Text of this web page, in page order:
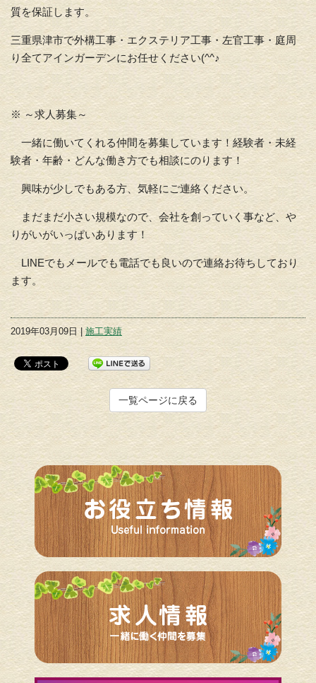
質を保証します。
三重県津市で外構工事・エクステリア工事・左官工事・庭周
り全てアインガーデンにお任せください(^^♪
※ ～求人募集～
一緒に働いてくれる仲間を募集しています！経験者・未経
験者・年齢・どんな働き方でも相談にのります！
興味が少しでもある方、気軽にご連絡ください。
まだまだ小さい規模なので、会社を創っていく事など、や
りがいがいっぱいあります！
LINEでもメールでも電話でも良いので連絡お待ちしており
ます。
2019年03月09日 |施工実績
一覧ページに戻る